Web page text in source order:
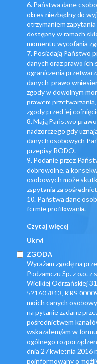
6. Państwa dane
okres niezbędny do
otrzymaniem
dostępny w ramach
momentu wycofania
7. Posiadają Państwo
danych oraz prawo ich
ograniczenia
danych, prawo
zgody w dowolnym
prawem
zgody przed jej
8. Mają Państwo
nadzorczego gdy
danych osobowych
przepisy RODO.
9. Podanie przez
dobrowolne, a
osobowych może
zapytania za
10. Państwa dane
formie profilowania.
Czytaj więcej
Ukryj
ZGODA
Wyrażam zgodę na
Podzamczu Sp. z o.o. z
Wielkiej Odrzańskiej
521607813, KRS
moich danych
na pytanie zadane
pośrednictwem
wskazałem/am w
ogólnego
dnia 27 kwietnia 2016
poinformowany o